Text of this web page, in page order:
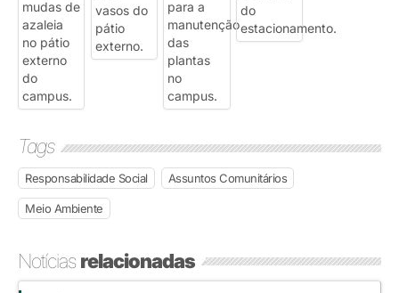
Tags
Responsabilidade Social Assuntos Comunitários
Meio Ambiente
Notíciasrelacionadas